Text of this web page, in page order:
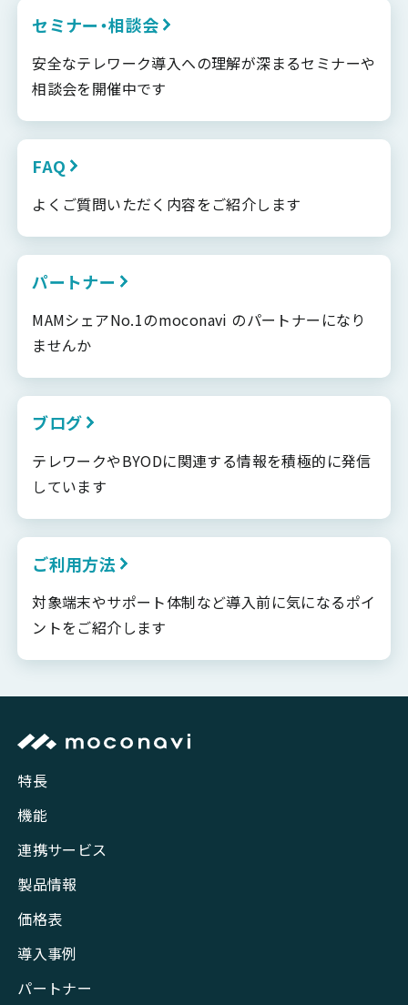
セミナー・相談会
安全なテレワーク導入への理解が深まるセミナーや
相談会を開催中です
FAQ
よくご質問いただく内容をご紹介します
パートナー
MAMシェアNo.1のmoconavi のパートナーになり
ませんか
ブログ
テレワークやBYODに関連する情報を積極的に発信
しています
ご利用方法
対象端末やサポート体制など導入前に気になるポイ
ントをご紹介します
特長
機能
連携サービス
製品情報
価格表
導入事例
パートナー